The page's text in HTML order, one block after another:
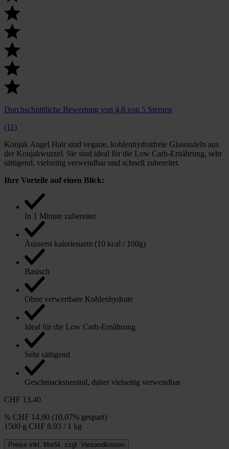
Durchschnittliche Bewertung von 4.8 von 5 Sternen
(11)
Konjak Angel Hair sind vegane, kohlenhydratfreie Glasnudeln aus
der Konjakwurzel. Sie sind ideal für die Low Carb-Ernährung, sehr
sättigend, vielseitig verwendbar und schnell zubereitet.
Ihre Vorteile auf einen Blick:
In 1 Minute zubereitet
Äusserst kalorienarm (10 kcal / 100g)
Basisch
Ohne verwertbare Kohlenhydrate
Ideal für die Low Carb-Ernährung
Sehr sättigend
Geschmacksneutral, daher vielseitig verwendbar
CHF 13.40
% CHF 14.90 (10.07% gespart)
1500 g CHF 8.93 / 1 kg
Preise inkl. MwSt. zzgl. Versandkosten